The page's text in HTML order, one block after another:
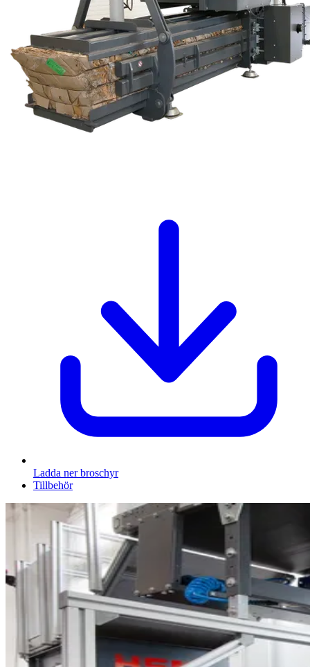
Ladda ner broschyr
Tillbehör